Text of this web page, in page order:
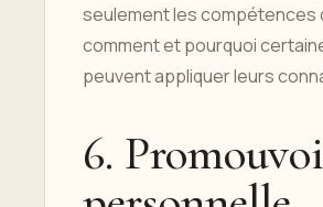
seulement les compétences
comment et pourquoi
peuvent appliquer leurs
6.